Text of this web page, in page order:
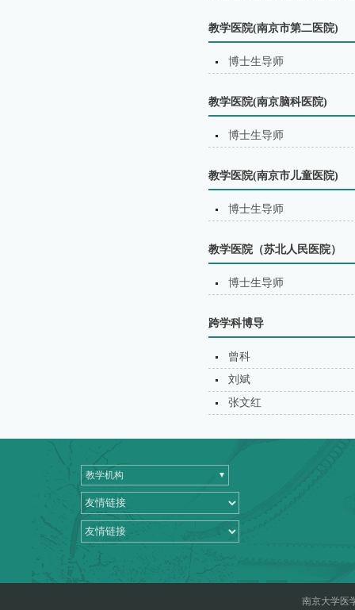
教学医院(南京市第二医院)
博士生导师
教学医院(南京脑科医院)
博士生导师
教学医院(南京市儿童医院)
博士生导师
教学医院（苏北⼈⺠医院）
博士生导师
跨学科博导
曾科
刘斌
张文红
教学机构
南京大学医